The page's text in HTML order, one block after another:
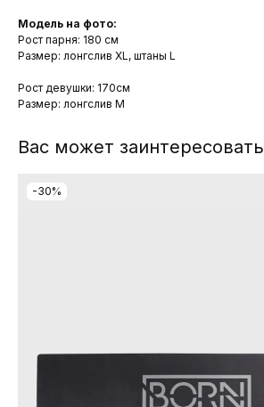
Модель на фото:
Рост парня: 180 см
Размер: лонгслив XL, штаны L
Рост девушки: 170см
Размер: лонгслив М
Вас может заинтересовать
-30%